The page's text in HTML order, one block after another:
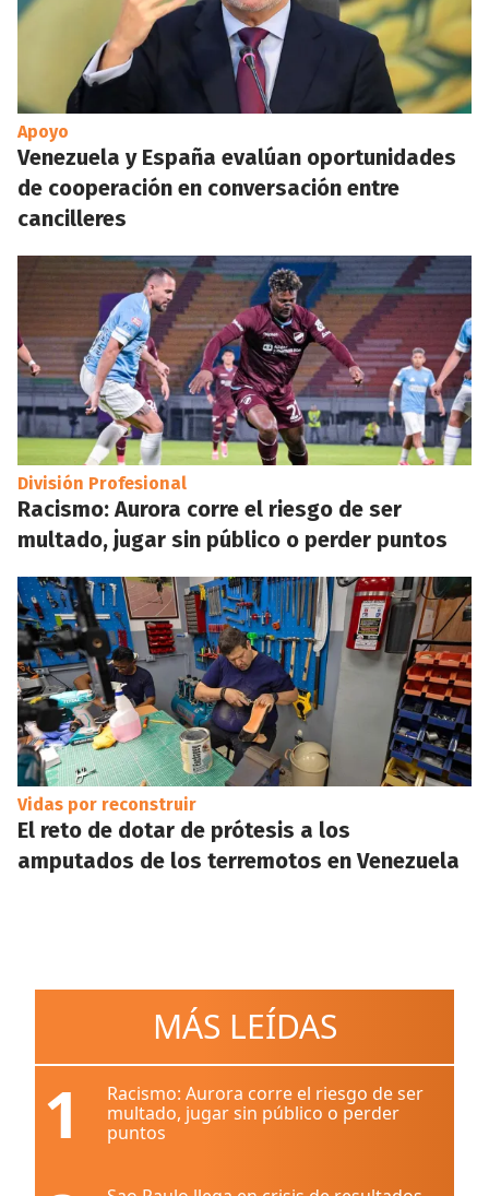
Apoyo
Venezuela y España evalúan oportunidades
de cooperación en conversación entre
cancilleres
División Profesional
Racismo: Aurora corre el riesgo de ser
multado, jugar sin público o perder puntos
Vidas por reconstruir
El reto de dotar de prótesis a los
amputados de los terremotos en Venezuela
MÁS LEÍDAS
1
Racismo: Aurora corre el riesgo de ser
multado, jugar sin público o perder
puntos